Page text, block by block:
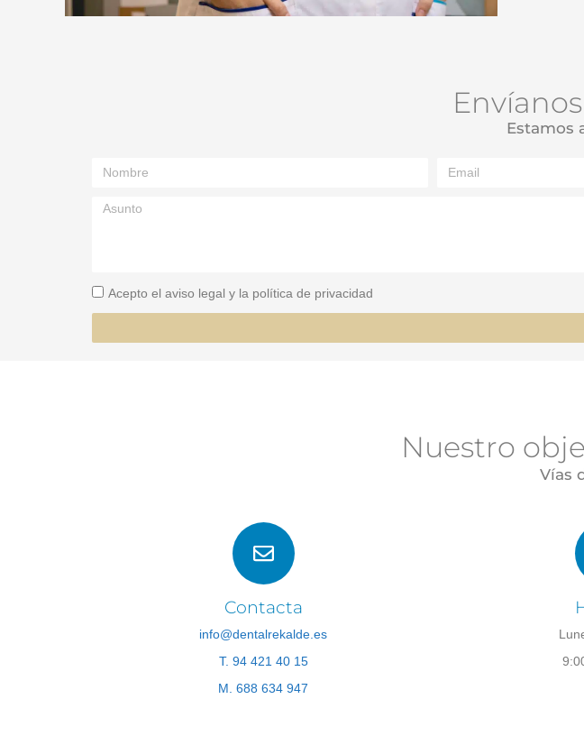
Estamos
Acepto el aviso legal y la política de privacidad
Nuestro
Vías
Contacta
info@dentalrekalde.es
T. 94 421 40 15
M. 688 634 947